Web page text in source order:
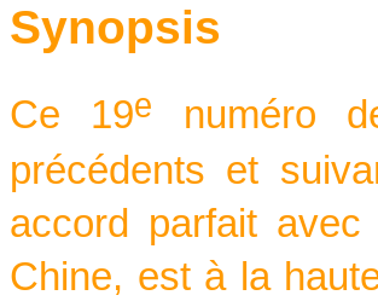
Synopsis
Ce 19ᵉ numéro
précédents et
accord parfait avec
Chine, est à la